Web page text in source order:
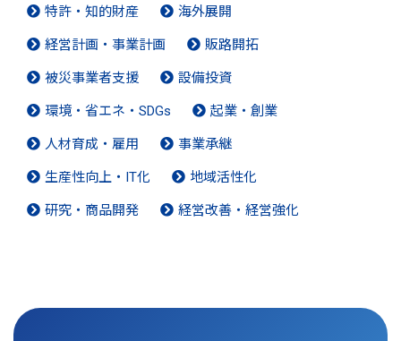
特許・知的財産 海外展開
経営計画・事業計画 販路開拓
被災事業者支援 設備投資
環境・省エネ・SDGs 起業・創業
人材育成・雇用 事業承継
生産性向上・IT化 地域活性化
研究・商品開発 経営改善・経営強化